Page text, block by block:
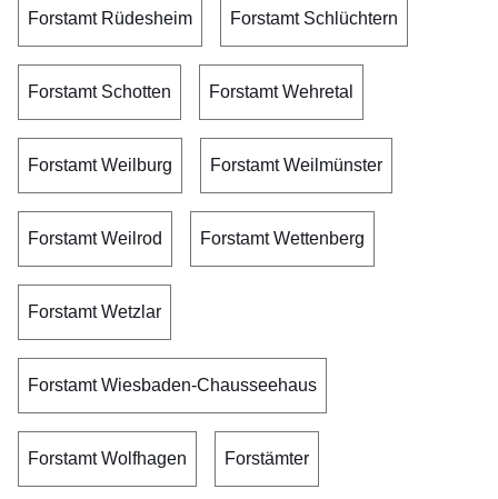
Forstamt Rüdesheim Forstamt Schlüchtern
Forstamt Schotten Forstamt Wehretal
Forstamt Weilburg Forstamt Weilmünster
Forstamt Weilrod Forstamt Wettenberg
Forstamt Wetzlar
Forstamt Wiesbaden-Chausseehaus
Forstamt Wolfhagen Forstämter